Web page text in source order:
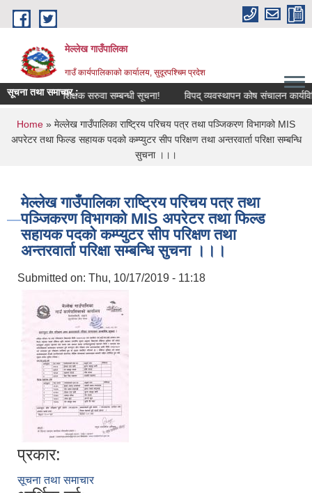
Skip to main content
मेल्लेख गाउँपालिका
गाउँ कार्यपालिकाको कार्यालय, सुदूरपश्चिम प्रदेश
सूचना तथा समाचार :
! शिक्षक सरुवा सम्बन्धी सूचना! विपद् व्यवस्थापन कोष संचालन कार्यविधि,
You are here
Home » मेल्लेख गाउँपालिका राष्ट्रिय परिचय पत्र तथा पञ्जिकरण विभागको MIS
अपरेटर तथा फिल्ड सहायक पदको कम्प्युटर सीप परिक्षण तथा अन्तरवार्ता परिक्षा सम्बन्धि
सुचना ।।।
मेल्लेख गाउँपालिका राष्ट्रिय परिचय पत्र तथा
पञ्जिकरण विभागको MIS अपरेटर तथा फिल्ड
सहायक पदको कम्प्युटर सीप परिक्षण तथा
अन्तरवार्ता परिक्षा सम्बन्धि सुचना ।।।
Submitted on: Thu, 10/17/2019 - 11:18
प्रकार:
सूचना तथा समाचार